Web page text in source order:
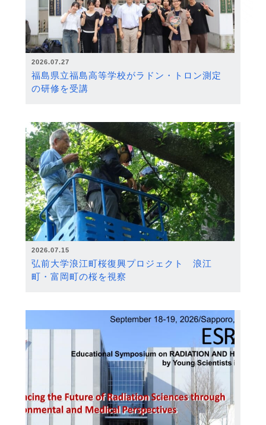
2026.07.27
福島県立福島高等学校がラドン・トロン測定
の研修を受講
2026.07.15
弘前大学浪江町桜復興プロジェクト 浪江
町・富岡町の桜を視察